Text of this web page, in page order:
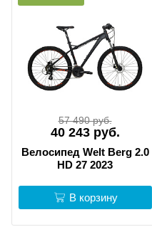
57 490 руб.
40 243 руб.
Велосипед Welt Berg 2.0
HD 27 2023
В корзину